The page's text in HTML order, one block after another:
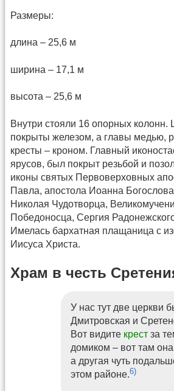
Размеры:
длина – 25,6 м
ширина – 17,1 м
высота – 25,6 м
Внутри стояли 16 опорных
покрыты железом, а главы медью,
кресты – кроном. Главный
ярусов, был покрыт резьбой и
иконы святых Первоверховных
Павла, апостола Иоанна
Николая Чудотворца,
Победоносца, Сергия
Имелась бархатная плащаница с
Иисуса Христа.
Храм в честь
У нас тут две церкви
Дмитровская и
Вот видите крестза
домиком – вот там
а другая чуть
этом районе.6)